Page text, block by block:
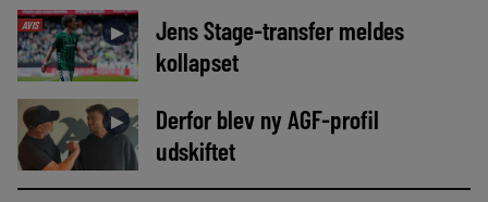
AVIS ►
Jens Stage-transfer meldes
kollapset
►
Derfor blev ny AGF-profil
udskiftet